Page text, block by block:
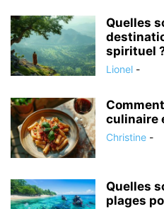
Quelles
spirituel
Lionel -
culinaire
Christine -
Quelles
plages